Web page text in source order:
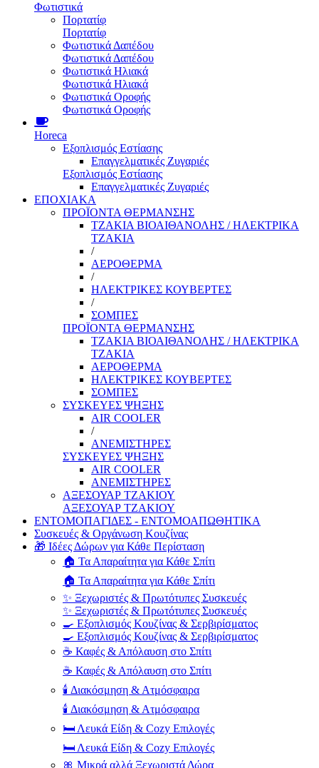
Φωτιστικά
Πορτατίφ
Πορτατίφ
Φωτιστικά Δαπέδου
Φωτιστικά Δαπέδου
Φωτιστικά Ηλιακά
Φωτιστικά Ηλιακά
Φωτιστικά Οροφής
Φωτιστικά Οροφής
Horeca
Εξοπλισμός Εστίασης
Επαγγελματικές Ζυγαριές
Εξοπλισμός Εστίασης
Επαγγελματικές Ζυγαριές
ΕΠΟΧΙΑΚΑ
ΠΡΟΪΟΝΤΑ ΘΕΡΜΑΝΣΗΣ
ΤΖΑΚΙΑ ΒΙΟΑΙΘΑΝΟΛΗΣ / ΗΛΕΚΤΡΙΚΑ
ΤΖΑΚΙΑ
/
ΑΕΡΟΘΕΡΜΑ
/
ΗΛΕΚΤΡΙΚΕΣ ΚΟΥΒΕΡΤΕΣ
/
ΣΟΜΠΕΣ
ΠΡΟΪΟΝΤΑ ΘΕΡΜΑΝΣΗΣ
ΤΖΑΚΙΑ ΒΙΟΑΙΘΑΝΟΛΗΣ / ΗΛΕΚΤΡΙΚΑ
ΤΖΑΚΙΑ
ΑΕΡΟΘΕΡΜΑ
ΗΛΕΚΤΡΙΚΕΣ ΚΟΥΒΕΡΤΕΣ
ΣΟΜΠΕΣ
ΣΥΣΚΕΥΕΣ ΨΗΞΗΣ
AIR COOLER
/
ΑΝΕΜΙΣΤΗΡΕΣ
ΣΥΣΚΕΥΕΣ ΨΗΞΗΣ
AIR COOLER
ΑΝΕΜΙΣΤΗΡΕΣ
ΑΞΕΣΟΥΑΡ ΤΖΑΚΙΟΥ
ΑΞΕΣΟΥΑΡ ΤΖΑΚΙΟΥ
ΕΝΤΟΜΟΠΑΓΙΔΕΣ - ΕΝΤΟΜΟΑΠΩΘΗΤΙΚΑ
Συσκευές & Οργάνωση Κουζίνας
🎁 Ιδέες Δώρων για Κάθε Περίσταση
🏠 Τα Απαραίτητα για Κάθε Σπίτι
🏠 Τα Απαραίτητα για Κάθε Σπίτι
✨ Ξεχωριστές & Πρωτότυπες Συσκευές
✨ Ξεχωριστές & Πρωτότυπες Συσκευές
🍳 Εξοπλισμός Κουζίνας & Σερβιρίσματος
🍳 Εξοπλισμός Κουζίνας & Σερβιρίσματος
☕ Καφές & Απόλαυση στο Σπίτι
☕ Καφές & Απόλαυση στο Σπίτι
🕯️ Διακόσμηση & Ατμόσφαιρα
🕯️ Διακόσμηση & Ατμόσφαιρα
🛏️ Λευκά Είδη & Cozy Επιλογές
🛏️ Λευκά Είδη & Cozy Επιλογές
🎀 Μικρά αλλά Ξεχωριστά Δώρα